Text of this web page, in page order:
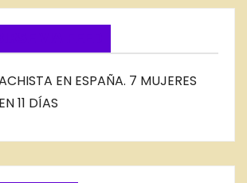
EN ESPAÑA. 7 MUJERES
11 DÍAS